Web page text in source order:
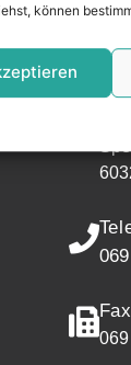
können
Fax